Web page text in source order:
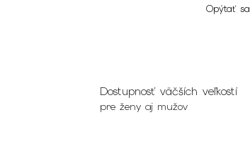
Opýtať sa
Dostupnosť väčších veľkostí
pre ženy aj mužov